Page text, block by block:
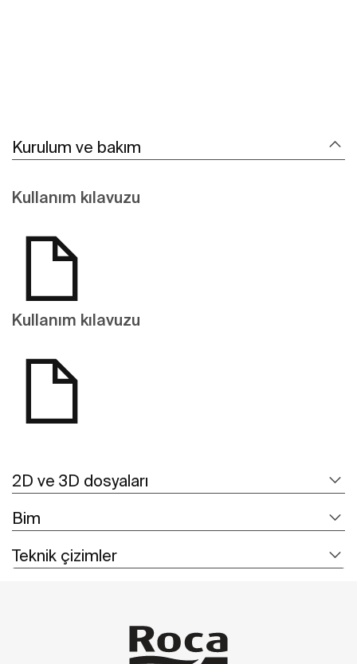
Kurulum ve bakım
Kullanım kılavuzu
Kullanım kılavuzu
2D ve 3D dosyaları
Bim
Teknik çizimler